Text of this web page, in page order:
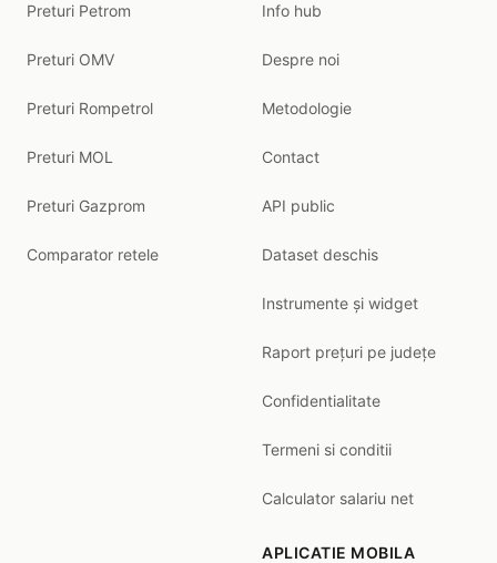
Preturi Petrom
Preturi OMV
Preturi Rompetrol
Preturi MOL
Preturi Gazprom
Comparator retele
Info hub
Despre noi
Metodologie
Contact
API public
Dataset deschis
Instrumente și widget
Raport prețuri pe județe
Confidentialitate
Termeni si conditii
Calculator salariu net
APLICATIE MOBILA